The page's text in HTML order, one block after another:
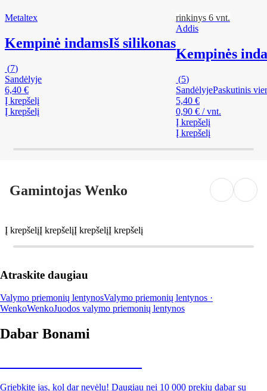
Metaltex
Kempinė indamsIš silikonas
(7)
Sandėlyje
6,40 €
Į krepšelį
Į krepšelį
rinkinys 6 vnt.
Addis
Kempinės
(5)
SandėlyjePaskutinis
5,40 €
0,90 € / vnt.
Į krepšelį
Į krepšelį
Gamintojas Wenko
Į krepšelįĮ krepšelįĮ krepšelįĮ krepšelį
Atraskite daugiau
Valymo priemonių lentynosValymo priemonių lentynos ·
WenkoWenkoJuodos valymo priemonių lentynos
Dabar Bonami
Griebkite jas, kol dar nevėlu! Daugiau nei 10 000 prekių dabar su